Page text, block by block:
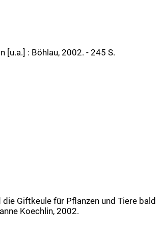
[u.a.] : Böhlau, 2002. - 245 S.
Giftkeule für Pflanzen und Tiere bald
Koechlin, 2002.